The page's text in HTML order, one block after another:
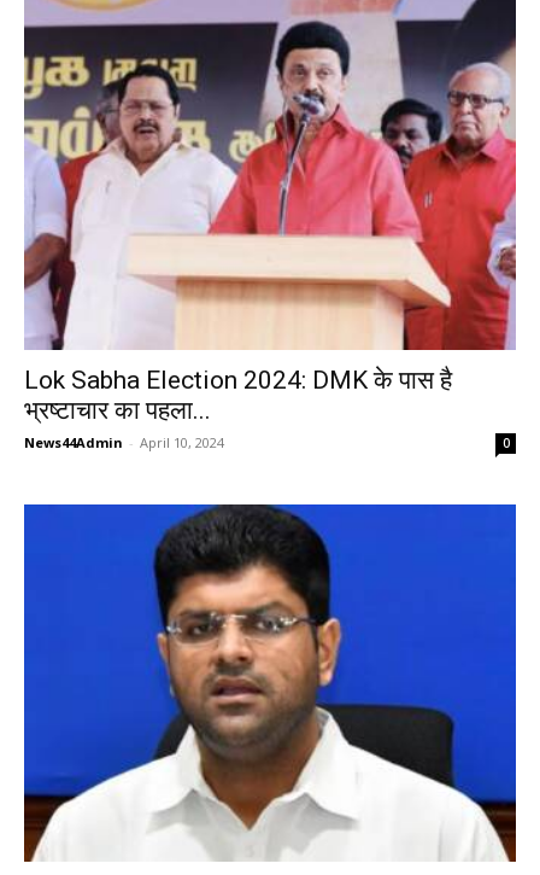
Lok Sabha Election 2024: DMK के पास है
भ्रष्टाचार का पहला...
News44Admin - April 10, 2024 0